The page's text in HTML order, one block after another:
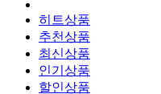
히트상품
추천상품
최신상품
인기상품
할인상품